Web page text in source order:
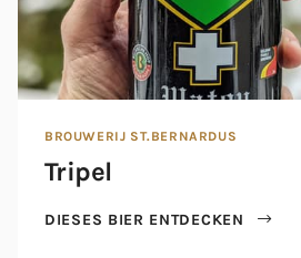
BROUWERIJ ST.BERNARDUS
Tripel
DIESES BIER ENTDECKEN